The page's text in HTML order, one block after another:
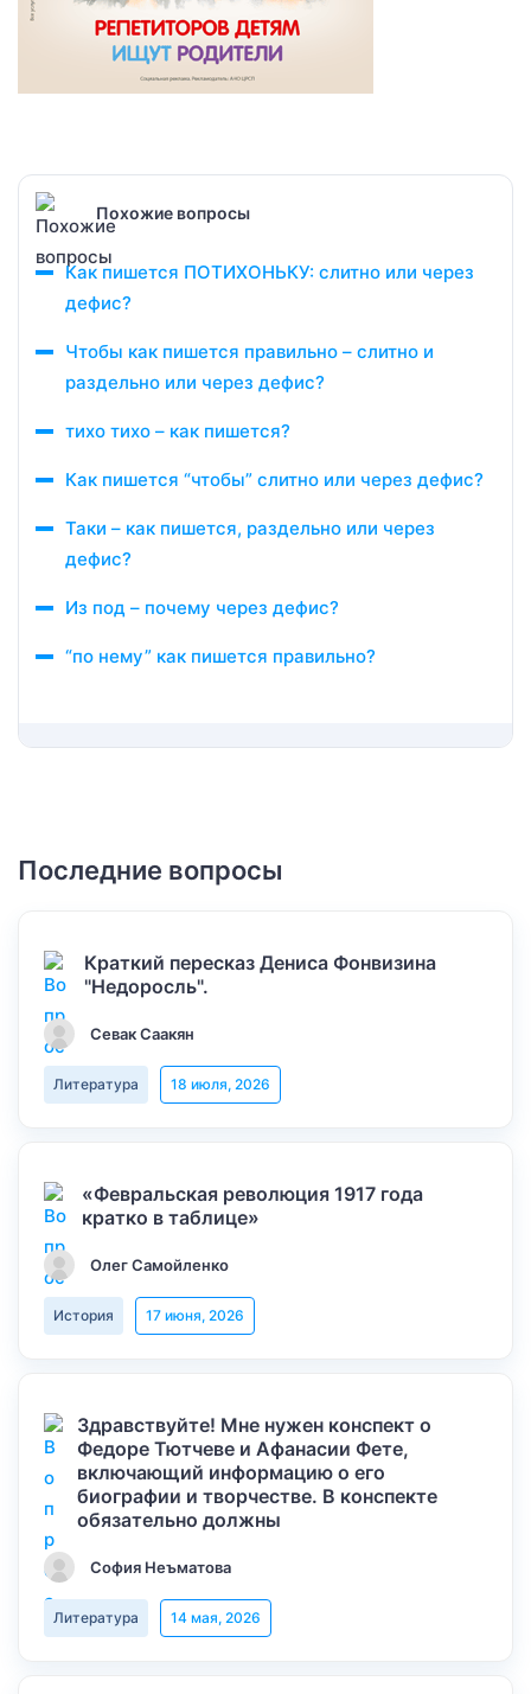
Похожие вопросы
Как пишется ПОТИХОНЬКУ: слитно или через
дефис?
Чтобы как пишется правильно – слитно и
раздельно или через дефис?
тихо тихо – как пишется?
Как пишется “чтобы” слитно или через дефис?
Таки – как пишется, раздельно или через
дефис?
Из под – почему через дефис?
“по нему” как пишется правильно?
Последние вопросы
Краткий пересказ Дениса Фонвизина
"Недоросль".
Севак Саакян
Литература 18 июля, 2026
«Февральская революция 1917 года
кратко в таблице»
Олег Самойленко
История 17 июня, 2026
Здравствуйте! Мне нужен конспект о
Федоре Тютчеве и Афанасии Фете,
включающий информацию о его
биографии и творчестве. В конспекте
обязательно должны
София Неъматова
Литература 14 мая, 2026